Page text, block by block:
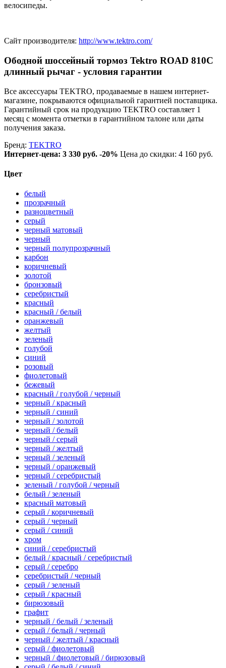
велосипеды.
Сайт производителя: http://www.tektro.com/
Ободной шоссейный тормоз Tektro ROAD 810С
длинный рычаг - условия гарантии
Все аксессуары TEKTRO, продаваемые в нашем интернет-
магазине, покрываются официальной гарантией поставщика.
Гарантийный срок на продукцию TEKTRO составляет 1
месяц с момента отметки в гарантийном талоне или даты
получения заказа.
Бренд: TEKTRO
Интернет-цена: 3 330 руб. -20% Цена до скидки: 4 160 руб.
Цвет
белый
прозрачный
разноцветный
серый
черный матовый
черный
черный полупрозрачный
карбон
коричневый
золотой
бронзовый
серебристый
красный
красный / белый
оранжевый
желтый
зеленый
голубой
синий
розовый
фиолетовый
бежевый
красный / голубой / черный
черный / красный
черный / синий
черный / золотой
черный / белый
черный / серый
черный / желтый
черный / зеленый
черный / оранжевый
черный / серебристый
зеленый / голубой / черный
белый / зеленый
красный матовый
серый / коричневый
серый / черный
серый / синий
хром
синий / серебристый
белый / красный / серебристый
серый / серебро
серебристый / черный
серый / зеленый
серый / красный
бирюзовый
графит
черный / белый / зеленый
серый / белый / черный
черный / желтый / красный
серый / фиолетовый
черный / фиолетовый / бирюзовый